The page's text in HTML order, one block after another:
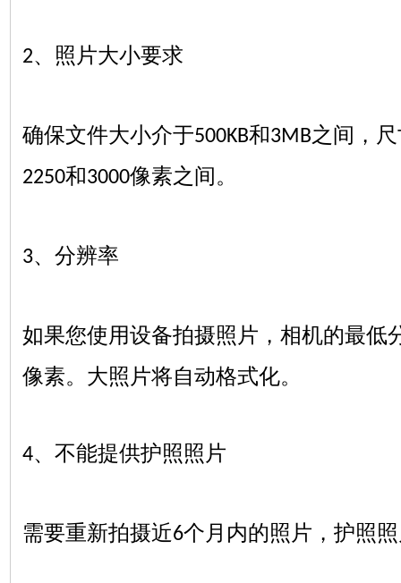
2、照片大小要求
确保文件大小介于500KB和3MB之间，
2250和3000像素之间。
3、分辨率
如果您使用设备拍摄照片，相机的最低
像素。大照片将自动格式化。
4、不能提供护照照片
需要重新拍摄近6个月内的照片，护照